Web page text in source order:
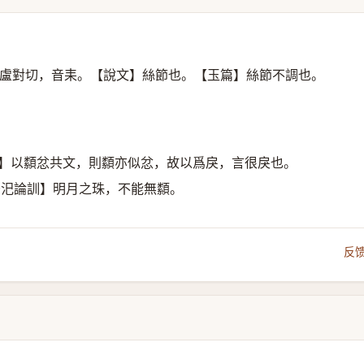
盧對切，音耒。【說文】絲節也。【玉篇】絲節不調也。
纇忿共文，則纇亦似忿，故以爲戾，言很戾也。
論訓】明月之珠，不能無纇。
反